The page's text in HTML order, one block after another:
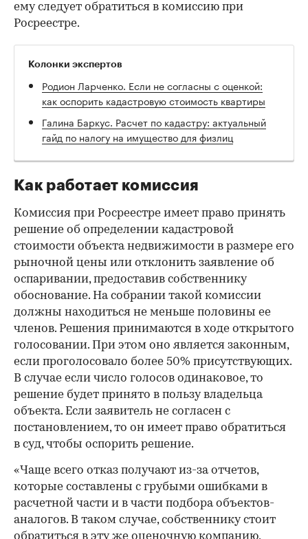
ему следует обратиться в комиссию при
Росреестре.
Колонки экспертов
Родион Ларченко. Если не согласны с оценкой:
как оспорить кадастровую стоимость квартиры
Галина Баркус. Расчет по кадастру: актуальный
гайд по налогу на имущество для физлиц
Как работает комиссия
Комиссия при Росреестре имеет право принять
решение об определении кадастровой
стоимости объекта недвижимости в размере его
рыночной цены или отклонить заявление об
оспаривании, предоставив собственнику
обоснование. На собрании такой комиссии
должны находиться не меньше половины ее
членов. Решения принимаются в ходе открытого
голосовании. При этом оно является законным,
если проголосовало более 50% присутствующих.
В случае если число голосов одинаковое, то
решение будет принято в пользу владельца
объекта. Если заявитель не согласен с
постановлением, то он имеет право обратиться
в суд, чтобы оспорить решение.
«Чаще всего отказ получают из-за отчетов,
которые составлены с грубыми ошибками в
расчетной части и в части подбора объектов-
аналогов. В таком случае, собственнику стоит
обратиться в эту же оценочную компанию,